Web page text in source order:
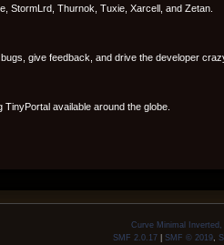
StormLrd, Thurnok, Tuxie, Xarcell, and Zetan.
give feedback, and drive the developer
available around the globe.
Curve Minimal
SMF 2.0.17 |SMF © 2019,